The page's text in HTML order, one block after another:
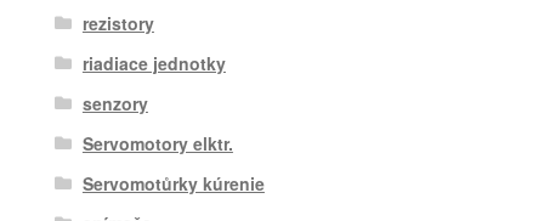
rezistory
riadiace jednotky
senzory
Servomotory elktr.
Servomotůrky kúrenie